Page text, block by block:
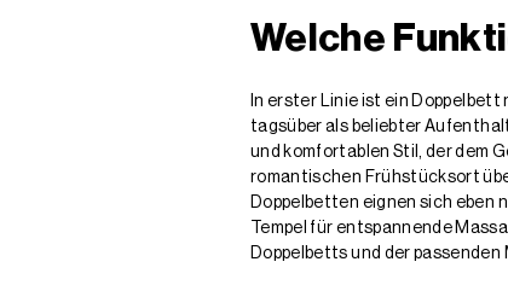
Welche
In erster Linie ist ein
tagsüber als beliebter
und komfortablen Stil, der dem
romantischen Frühstücksort
Doppelbetten eignen sich eben
Tempel für entspannende
Doppelbetts und der